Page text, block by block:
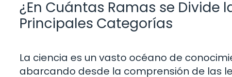
¿En Cuántas Ramas se Divide
Principales Categorías
La ciencia es un vasto océano de
abarcando desde la comprensión de las